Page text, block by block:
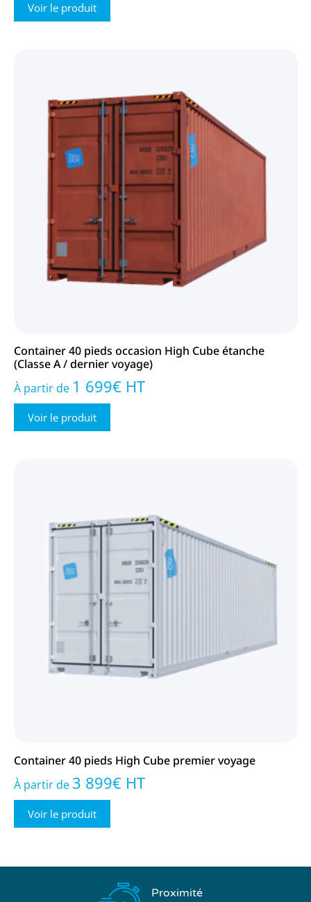
Voir le produit
Container 40 pieds occasion High Cube étanche
(Classe A / dernier voyage)
À partir de 1 699€ HT
Voir le produit
Container 40 pieds High Cube premier voyage
À partir de 3 899€ HT
Voir le produit
Proximité